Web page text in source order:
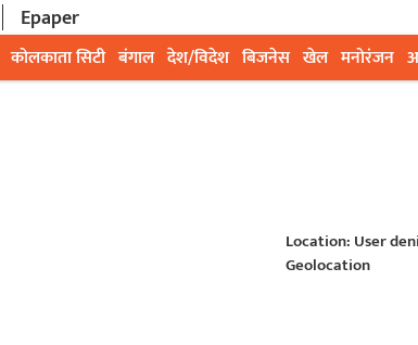
Epaper
कोलकाता सिटी बंगाल देश/विदेश बिजनेस खेल मनोरंजन
Location: User
Geolocation